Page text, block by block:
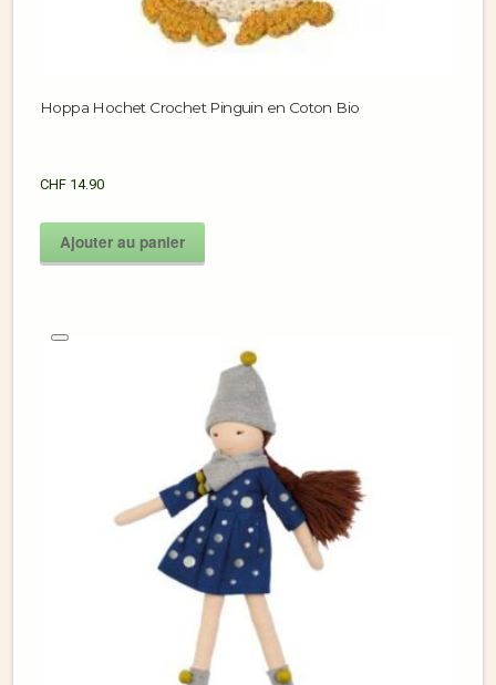
Hoppa Hochet Crochet Pinguin en Coton Bio
CHF 14.90
Ajouter au panier